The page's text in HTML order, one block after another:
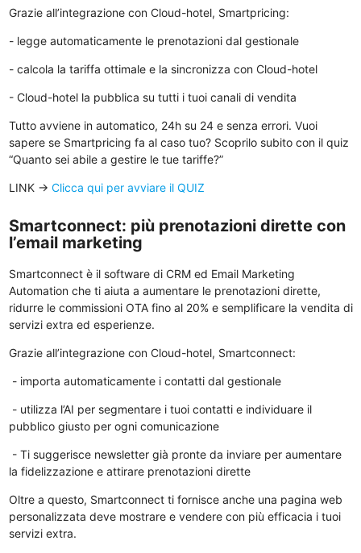
Grazie all’integrazione con Cloud-hotel, Smartpricing:
- legge automaticamente le prenotazioni dal gestionale
- calcola la tariffa ottimale e la sincronizza con Cloud-hotel
- Cloud-hotel la pubblica su tutti i tuoi canali di vendita
Tutto avviene in automatico, 24h su 24 e senza errori. Vuoi
sapere se Smartpricing fa al caso tuo? Scoprilo subito con il quiz
“Quanto sei abile a gestire le tue tariffe?”
LINK -> Clicca qui per avviare il QUIZ
Smartconnect: più prenotazioni dirette con
l’email marketing
Smartconnect è il software di CRM ed Email Marketing
Automation che ti aiuta a aumentare le prenotazioni dirette,
ridurre le commissioni OTA fino al 20% e semplificare la vendita di
servizi extra ed esperienze.
Grazie all’integrazione con Cloud-hotel, Smartconnect:
- importa automaticamente i contatti dal gestionale
- utilizza l’AI per segmentare i tuoi contatti e individuare il
pubblico giusto per ogni comunicazione
- Ti suggerisce newsletter già pronte da inviare per aumentare
la fidelizzazione e attirare prenotazioni dirette
Oltre a questo, Smartconnect ti fornisce anche una pagina web
personalizzata deve mostrare e vendere con più efficacia i tuoi
servizi extra.